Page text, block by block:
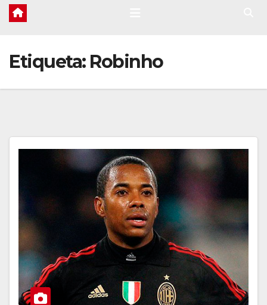
Etiqueta: Robinho